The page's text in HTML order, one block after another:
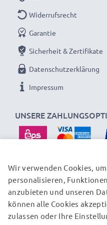
UNSERE
Widerrufsrecht
Garantie
Sicherheit & Zertifikate
Datenschutzerklärung
Impressum
UNSERE
© subtel.at 2026
Wir verwenden Cookies,
personalisieren,
anzubieten und unseren
können alle Cookies
zulassen oder Ihre